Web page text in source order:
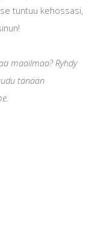
tuntuu kehossasi,
maailmaa? Ryhdy
tänään